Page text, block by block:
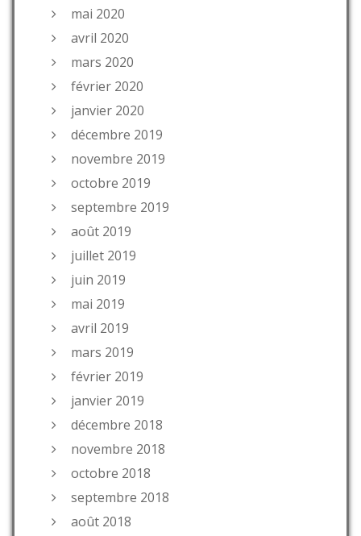
mai 2020
avril 2020
mars 2020
février 2020
janvier 2020
décembre 2019
novembre 2019
octobre 2019
septembre 2019
août 2019
juillet 2019
juin 2019
mai 2019
avril 2019
mars 2019
février 2019
janvier 2019
décembre 2018
novembre 2018
octobre 2018
septembre 2018
août 2018